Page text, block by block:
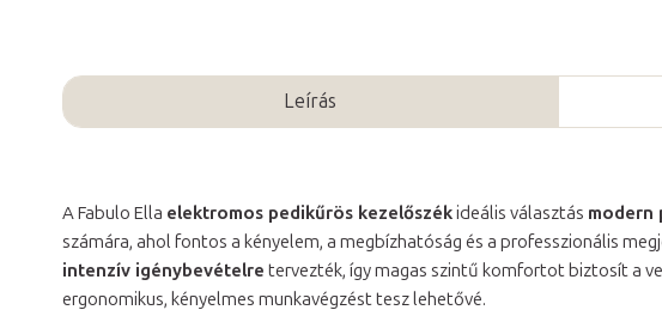
Leírás
A Fabulo Ella elektromos pedikűrös kezelőszékideális választás modern
számára, ahol fontos a kényelem, a megbízhatóság és a professzionális
intenzív igénybevételre tervezték, így magas szintű komfortot biztosít a
ergonomikus, kényelmes munkavégzést tesz lehetővé.